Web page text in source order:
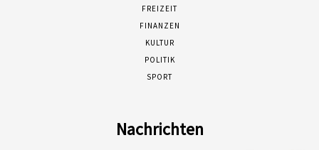
FREIZEIT
FINANZEN
KULTUR
POLITIK
SPORT
Nachrichten